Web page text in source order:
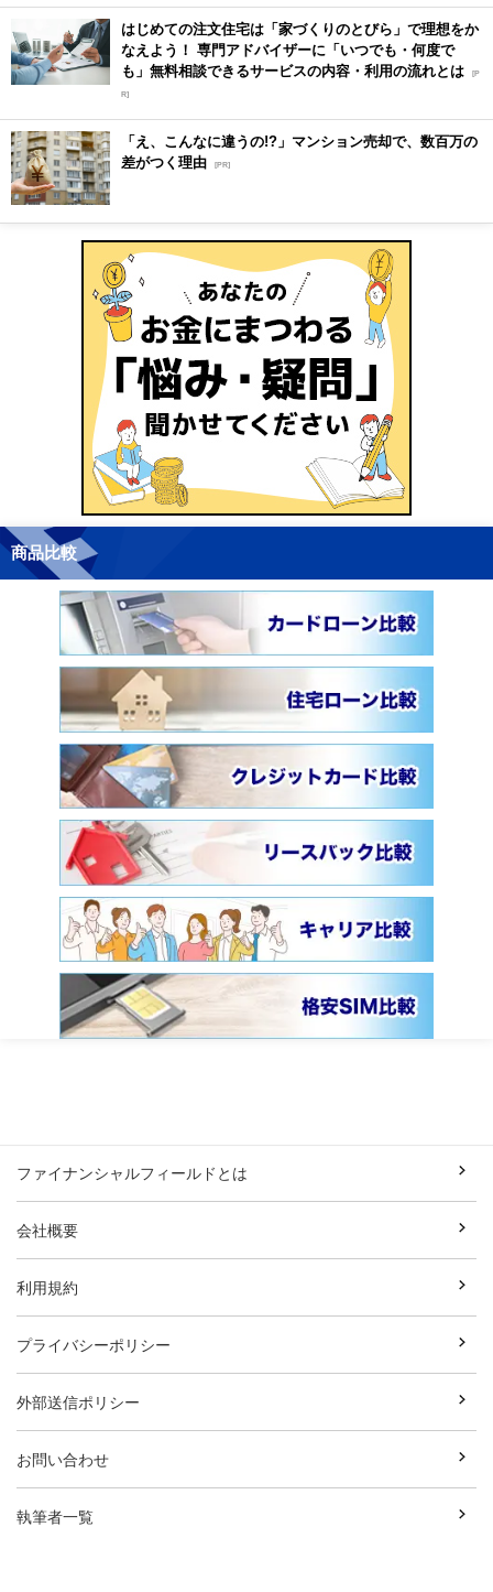
はじめての注文住宅は「家づくりのとびら」で理想をか
なえよう！ 専門アドバイザーに「いつでも・何度で
も」無料相談できるサービスの内容・利用の流れとは [P
R]
「え、こんなに違うの!?」マンション売却で、数百万の
差がつく理由 [PR]
商品比較
ファイナンシャルフィールドとは
会社概要
利用規約
プライバシーポリシー
外部送信ポリシー
お問い合わせ
執筆者一覧